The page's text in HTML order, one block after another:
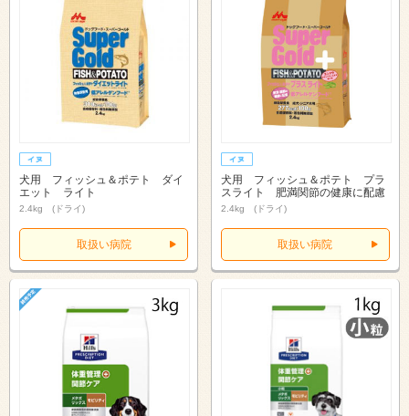
犬用 フィッシュ＆ポテト ダイ
エット ライト
2.4kg (ドライ)
取扱い病院
犬用 フィッシュ＆ポテト プラ
スライト 肥満関節の健康に配慮
2.4kg (ドライ)
取扱い病院